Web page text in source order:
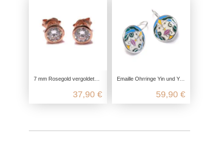
7 mm Rosegold vergoldete Ohrstecker mit Zirkonia aus 925 Sterling Silber
37,90 €
Emaille Ohrringe Yin und Yang, 925 Sterling Silber, Ohrringe hängend boho, Yoga Schmuck Accessoire, Echtschmuck nickelfrei
59,90 €